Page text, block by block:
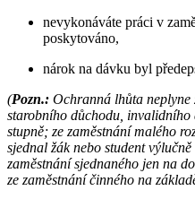
nevykonáváte práci v
poskytováno,
nárok na dávku byl
(Pozn.: Ochranná lhůta neplyne
starobního důchodu,
stupně; ze zaměstnání malého
sjednal žák nebo student
zaměstnání sjednaného jen na
ze zaměstnání činného na